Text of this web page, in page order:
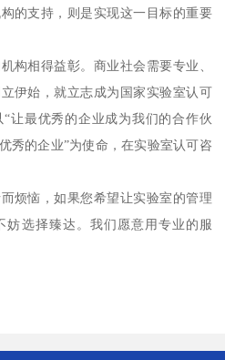
的支持，则是实现这一目标的重要
构相得益彰。商业社会需要专业、
伊始，就立志成为国家实验室认可
让最优秀的企业成为我们的合作伙
秀的企业”为使命，在实验室认可咨
烦恼，如果您希望让实验室的管理
妨选择臻达。我们愿意用专业的服